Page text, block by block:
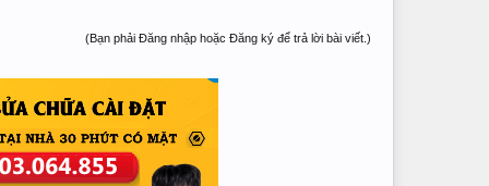
(Bạn phải Đăng nhập hoặc Đăng ký để trả lời bài viết.)